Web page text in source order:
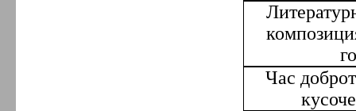
Час